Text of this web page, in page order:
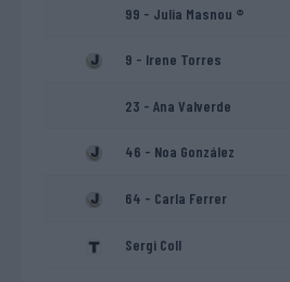
99 - Julia Masnou ®
9 - Irene Torres
23 - Ana Valverde
46 - Noa González
64 - Carla Ferrer
Sergi Coll